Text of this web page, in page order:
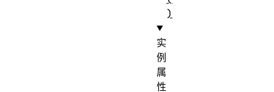
)
实
例
属
性